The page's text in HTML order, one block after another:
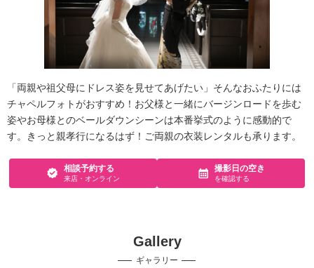
「両親や祖父母にドレス姿を見せてあげたい」そんなおふたりには
チャペルフォトがおすすめ！お父様と一緒にバージンロードを歩む
姿やお母様とのベールダウンシーンは本番挙式のように感動的で
す。きっと親孝行になるはず！ご両親の衣装レンタルも承ります。
相談予約する
来店・オンライン
撮影日の空き
を確認する
Gallery
ギャラリー